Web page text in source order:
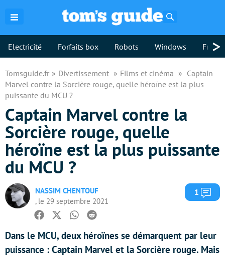
Electricité Forfaits box Robots Windows >
Tomsguide.fr Divertissement Films et cinéma
Captain
Marvel contre la Sorcière rouge, quelle héroïne est la plus
puissante du MCU ?
Captain Marvel contre la
Sorcière rouge, quelle
héroïne est la plus puissante
du MCU ?
NASSIM CHENTOUF
, le 29 septembre 2021
1
Facebook
TwitterWhatsapp
Reddit
Dans le MCU, deux héroïnes se démarquent par leur
puissance : Captain Marvel et la Sorcière rouge. Mais